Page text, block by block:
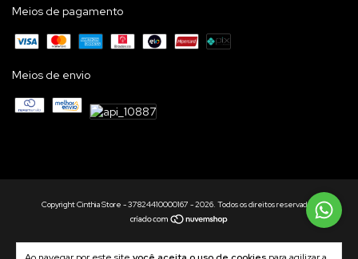
Meios de pagamento
Meios de envio
Copyright Cinthia Store - 37824410000167 - 2026. Todos os direitos reservados.